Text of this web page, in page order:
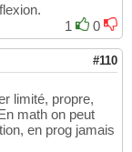
1
0
#110
limité, propre,
math on peut
en prog jamais